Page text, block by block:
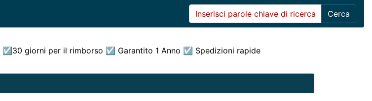
Cerca
☑30 giorni per il rimborso ☑ Garantito 1 Anno ☑ Spedizioni rapide